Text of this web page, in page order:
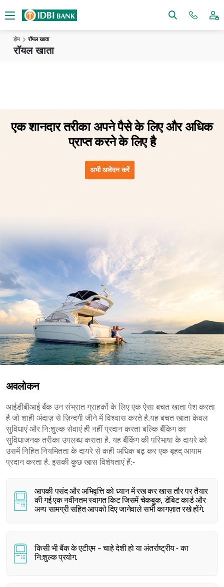
होम रॉयल खाता
रॉयल खाता
एक शानदार तरीका अपनेपैसे के लिए और अधिक
प्राप्त करने के लिए है
अभी आवेदन करें
अवलोकन
आईडीबीआई बैंक उन संभ्रात ग्राहकों के लिए एक ऐसा बचत खाता पेश करता
है जो शाही अंदाज़ से ज़िन्दगी जीने में विश्वास करते है.यह बचत खाता केवल
सुविधाएं और नि:शुल्क सेवाएं ही नहीं प्रदान करता बल्कि बैंकिग का
सुविधाजनक तरीका उपलब्ध कराता है. यह बैंकिंग की परिभाषा के दायरे को
उसमें निहित नियमितता के दायरे से कही अधिक बढ़ कर एक बृहद् आयाम
प्रदान करता है. इसकी कुछ खास विशेषताएं हैं:-
आपकी पसंद और अभिवृत्ति को ध्यान में रख कर खास तौर पर तैयार
की गई एक नवीनतम स्वागत किट जिसमें चेकबुक, डेबिट कार्ड और
अन्य सामग्री सहित आपको दिए जानेवाले सभी कागज़ात रखे होंगे.
किसी भी बैंक के एटीएम – चाहे देशी हो या अंतर्राष्ट्रीय - का
नि:शुल्क प्रयोग.